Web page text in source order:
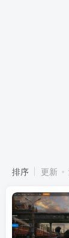
排序 更新